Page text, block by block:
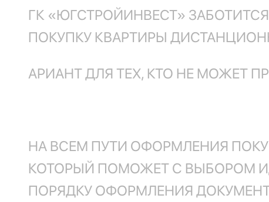
ГК «ЮГСТРОЙИНВЕСТ»
ПОКУПКУ КВАРТИРЫ
АРИАНТ ДЛЯ ТЕХ, КТО НЕ МОЖЕТ
НА ВСЕМ ПУТИ ОФОРМЛЕНИЯ
КОТОРЫЙ ПОМОЖЕТ С ВЫБОРОМ
ПОРЯДКУ ОФОРМЛЕНИЯ